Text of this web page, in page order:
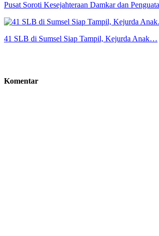
Pusat Soroti Kesejahteraan Damkar dan
41 SLB di Sumsel Siap Tampil, Kejurda Anak…
Komentar